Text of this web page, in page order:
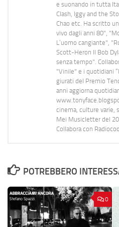
e suonando in tutta
Clash, Iggy and the
Chao etc. Ha scritto
vivo dagli anni 80",
L’uomo cangiante",
Scott-Heron Il Bob
senza tempo".
"Vinile" e i quotidiani
giurati del Premio
anni aggiorna
cinema, culture varie,
Mei Musicletter del
Collabora con
POTREBBERO
0